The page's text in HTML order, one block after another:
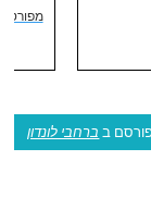
מפורט
ב ברחבי לונדון